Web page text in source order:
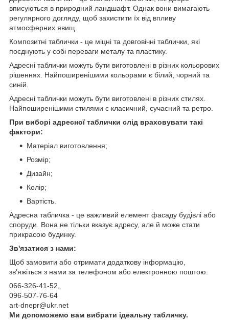
вписуються в природний ландшафт. Однак вони вимагають
регулярного догляду, щоб захистити їх від впливу
атмосферних явищ.
Композитні таблички - це міцні та довговічні таблички, які
поєднують у собі переваги металу та пластику.
Адресні таблички можуть бути виготовлені в різних кольорових
рішеннях. Найпоширенішими кольорами є білий, чорний та
синій.
Адресні таблички можуть бути виготовлені в різних стилях.
Найпоширенішими стилями є класичний, сучасний та ретро.
При виборі адресної таблички слід враховувати такі
фактори:
Матеріал виготовлення;
Розмір;
Дизайн;
Колір;
Вартість.
Адресна табличка - це важливий елемент фасаду будівлі або
споруди. Вона не тільки вказує адресу, але й може стати
прикрасою будинку.
Зв'язатися з нами:
Щоб замовити або отримати додаткову інформацію,
зв'яжіться з нами за телефоном або електронною поштою.
066-326-41-52,
096-507-76-64
art-dnepr@ukr.net
Ми допоможемо вам вибрати ідеальну табличку.